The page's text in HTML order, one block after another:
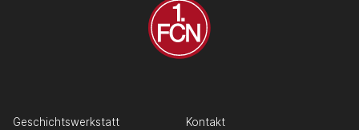
Geschichtswerkstatt
Kontakt